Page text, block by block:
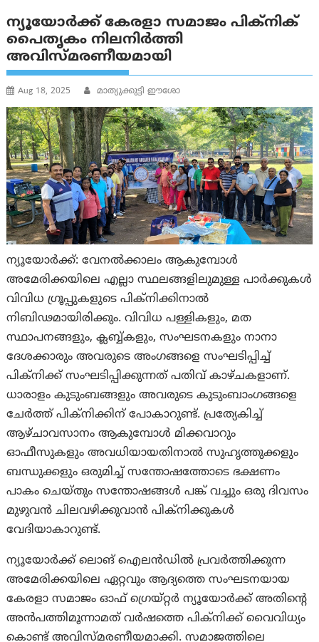
ന്യൂയോർക്ക് കേരളാ സമാജം പിക്‌നിക്
പൈതൃകം നിലനിർത്തി
അവിസ്‌മരണീയമായി
Aug 18, 2025 മാത്യുക്കുട്ടി ഈശോ
ന്യൂയോർക്ക്: വേനൽക്കാലം ആകുമ്പോൾ
അമേരിക്കയിലെ എല്ലാ സ്ഥലങ്ങളിലുമുള്ള പാർക്കുകൾ
വിവിധ ഗ്രൂപ്പുകളുടെ പിക്‌നിക്കിനാൽ
നിബിഢമായിരിക്കും. വിവിധ പള്ളികളും, മത
സ്ഥാപനങ്ങളും, ക്ലബ്ബ്കളും, സംഘടനകളും നാനാ
ദേശക്കാരും അവരുടെ അംഗങ്ങളെ സംഘടിപ്പിച്ച്
പിക്‌നിക്ക് സംഘടിപ്പിക്കുന്നത് പതിവ് കാഴ്ചകളാണ്.
ധാരാളം കുടുംബങ്ങളും അവരുടെ കുടുംബാംഗങ്ങളെ
ചേർത്ത് പിക്നിക്കിന് പോകാറുണ്ട്. പ്രത്യേകിച്ച്
ആഴ്ചാവസാനം ആകുമ്പോൾ മിക്കവാറും
ഓഫീസുകളും അവധിയായതിനാൽ സുഹൃത്തുക്കളും
ബന്ധുക്കളും ഒരുമിച്ച് സന്തോഷത്തോടെ ഭക്ഷണം
പാകം ചെയ്തും സന്തോഷങ്ങൾ പങ്ക് വച്ചും ഒരു ദിവസം
മുഴുവൻ ചിലവഴിക്കുവാൻ പിക്‌നിക്കുകൾ
വേദിയാകാറുണ്ട്.
ന്യൂയോർക്ക് ലൊങ് ഐലൻഡിൽ പ്രവർത്തിക്കുന്ന
അമേരിക്കയിലെ ഏറ്റവും ആദ്യത്തെ സംഘടനയായ
കേരളാ സമാജം ഓഫ് ഗ്രെയ്റ്റർ ന്യൂയോർക്ക് അതിന്റെ
അൻപത്തിമൂന്നാമത് വർഷത്തെ പിക്‌നിക്ക് വൈവിധ്യം
കൊണ്ട് അവിസ്മരണീയമാക്കി. സമാജത്തിലെ